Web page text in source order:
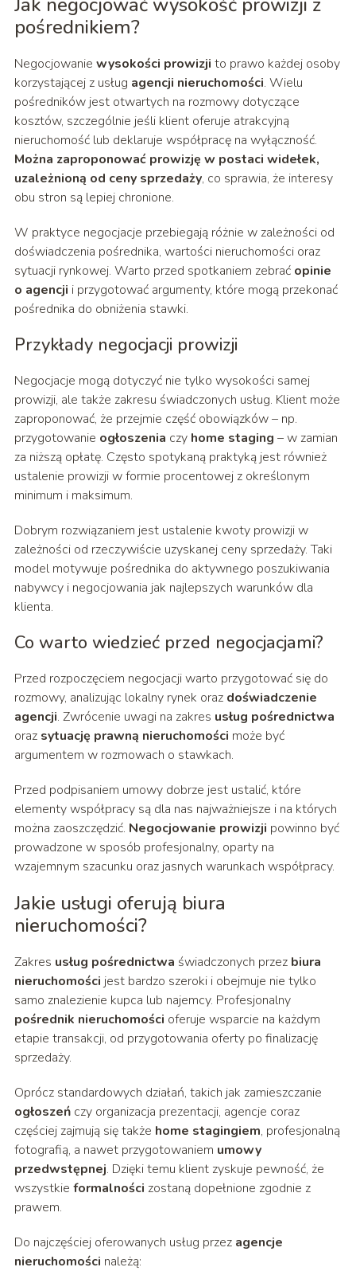
pośrednikiem?
Negocjowanie wysokości prowizji to prawo każdej osoby
korzystającej z usług agencji nieruchomości. Wielu
pośredników jest otwartych na rozmowy dotyczące
kosztów, szczególnie jeśli klient oferuje atrakcyjną
nieruchomość lub deklaruje współpracę na wyłączność.
Można zaproponować prowizję w postaci widełek,
uzależnioną od ceny sprzedaży, co sprawia, że interesy
obu stron są lepiej chronione.
W praktyce negocjacje przebiegają różnie w zależności od
doświadczenia pośrednika, wartości nieruchomości oraz
sytuacji rynkowej. Warto przed spotkaniem zebrać opinie
o agencji i przygotować argumenty, które mogą przekonać
pośrednika do obniżenia stawki.
Przykłady negocjacji prowizji
Negocjacje mogą dotyczyć nie tylko wysokości samej
prowizji, ale także zakresu świadczonych usług. Klient może
zaproponować, że przejmie część obowiązków – np.
przygotowanie ogłoszenia czy home staging – w zamian
za niższą opłatę. Często spotykaną praktyką jest również
ustalenie prowizji w formie procentowej z określonym
minimum i maksimum.
Dobrym rozwiązaniem jest ustalenie kwoty prowizji w
zależności od rzeczywiście uzyskanej ceny sprzedaży. Taki
model motywuje pośrednika do aktywnego poszukiwania
nabywcy i negocjowania jak najlepszych warunków dla
klienta.
Co warto wiedzieć przed negocjacjami?
Przed rozpoczęciem negocjacji warto przygotować się do
rozmowy, analizując lokalny rynek oraz doświadczenie
agencji. Zwrócenie uwagi na zakres usług pośrednictwa
oraz sytuację prawną nieruchomości może być
argumentem w rozmowach o stawkach.
Przed podpisaniem umowy dobrze jest ustalić, które
elementy współpracy są dla nas najważniejsze i na których
można zaoszczędzić. Negocjowanie prowizji powinno być
prowadzone w sposób profesjonalny, oparty na
wzajemnym szacunku oraz jasnych warunkach współpracy.
Jakie usługi oferują biura
nieruchomości?
Zakres usług pośrednictwa świadczonych przez biura
nieruchomości jest bardzo szeroki i obejmuje nie tylko
samo znalezienie kupca lub najemcy. Profesjonalny
pośrednik nieruchomości oferuje wsparcie na każdym
etapie transakcji, od przygotowania oferty po finalizację
sprzedaży.
Oprócz standardowych działań, takich jak zamieszczanie
ogłoszeńczy organizacja prezentacji, agencje coraz
częściej zajmują się także home stagingiem, profesjonalną
fotografią, a nawet przygotowaniem umowy
przedwstępnej. Dzięki temu klient zyskuje pewność, że
wszystkie formalności zostaną dopełnione zgodnie z
prawem.
Do najczęściej oferowanych usług przez agencje
nieruchomości należą: